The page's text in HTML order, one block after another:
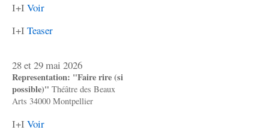
I+I Voir
I+I Teaser
28 et 29 mai 2026
Representation: "Faire rire (si
possible)" Théâtre des Beaux
Arts 34000 Montpellier
I+I Voir